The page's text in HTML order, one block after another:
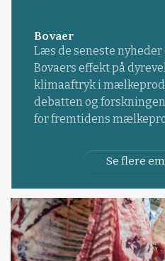
Bovaer
Læs de seneste nyheder
Bovaers effekt på
klimaaftryk i
debatten og
for fremtidens
Se flere